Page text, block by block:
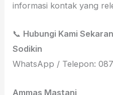
informasi kontak yang
📞 Hubungi Kami
Sodikin
WhatsApp / Telepon:
Ammas Mastani